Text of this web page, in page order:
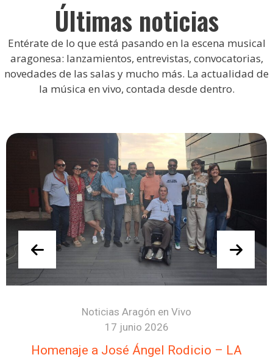
Últimas noticias
Entérate de lo que está pasando en la escena musical
aragonesa: lanzamientos, entrevistas, convocatorias,
novedades de las salas y mucho más. La actualidad de
la música en vivo, contada desde dentro.
Noticias Aragón en Vivo
17 junio 2026
Homenaje a José Ángel Rodicio – LA